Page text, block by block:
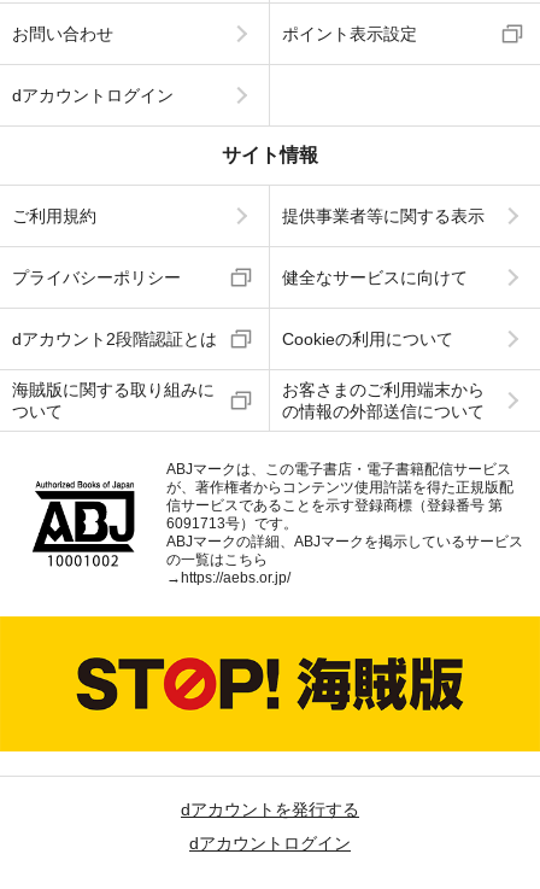
お問い合わせ ポイント表示設定
dアカウントログイン
サイト情報
ご利用規約 提供事業者等に関する表示
プライバシーポリシー 健全なサービスに向けて
dアカウント2段階認証とは Cookieの利用について
海賊版に関する取り組みに
ついて
お客さまのご利用端末から
の情報の外部送信について
ABJマークは、この電子書店・電子書籍配信サービス
が、著作権者からコンテンツ使用許諾を得た正規版配
信サービスであることを示す登録商標（登録番号 第
6091713号）です。
ABJマークの詳細、ABJマークを掲示しているサービス
の一覧はこちら
→ https://aebs.or.jp/
dアカウントを発行する
dアカウントログイン